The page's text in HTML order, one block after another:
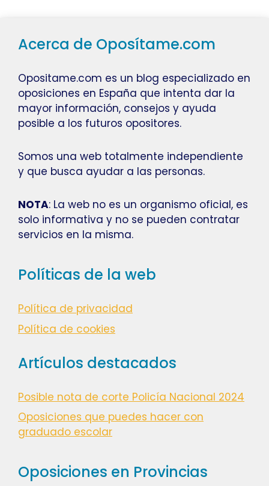
Acerca de Oposítame.com
Opositame.com es un blog especializado en
oposiciones en España que intenta dar la
mayor información, consejos y ayuda
posible a los futuros opositores.
Somos una web totalmente independiente
y que busca ayudar a las personas.
NOTA: La web no es un organismo oficial, es
solo informativa y no se pueden contratar
servicios en la misma.
Políticas de la web
Política de privacidad
Política de cookies
Artículos destacados
Posible nota de corte Policía Nacional 2024
Oposiciones que puedes hacer con
graduado escolar
Oposiciones en Provincias